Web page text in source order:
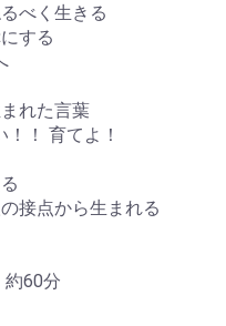
べく生きる
する
れた言葉
！ 育てよ！
接点から生まれる
60分